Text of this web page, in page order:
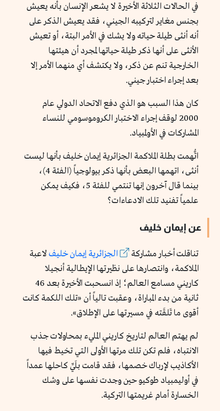
في الحالات الثلاثة الأخيرة لا يشعر الإنسان بأنه يعيش
بجنس مغاير لتركيبه الجيني، فقد يعيش الذكر على
أنه أنثى طيلة حياته ولا يشك في الأمر البتة، أو تعيش
الأنثى على أنها ذكر طيلة حياتها لمجرد أن هيئتها
الخارجية تنم عن ذكر، ولا يكتشف أي منهما الأمر إلا
بعد إجراء اختبار جيني.
كان هذا السبب هو الذي دفع الاتحاد الدولي عام
2000 لوقف إجراء الاختبار الكروموسومي للنساء
المشاركات في الأولمبياد.
اتُّهمت بطلة الملاكمة الجزائرية إيمان خليف بأنها ليست
أنثى، اتهمها البعض بأنها ذكر بيولوجياً (الفئة 4)،
بينما قال آخرون إنها تنتمي للفئة 5، فكيف يمكن
علمياً تفنيد تلك الادعاءات؟
عن إيمان خليف
تناقلت أخبار مشاركة الجزائرية إيمان خليفلاعبة
الملاكمة، وانتصارها على نظيرتها الإيطالية أنجيلا
كاريني مسامع العالم؛ إذ انسحبت الأخيرة بعد 46
ثانية من بدء المباراة، وعقبت تالياً أن «تلك اللكمة كانت
أقوى ما تَلقَته في مسيرتها على الإطلاق».
لم يهتم العالم لتاريخ كاريني المليء بمحاولات جذب
الانتباه، فلم تكن تلك مرتها الأولى التي تخيط فيها
الأكاذيب لإرباك خصمها، فقد قامت بلَيِّ كاحلها عمداً
في أوليمبياد طوكيو حين وجدت نفسها على وشك
الخسارة أمام غريمتها التركية.